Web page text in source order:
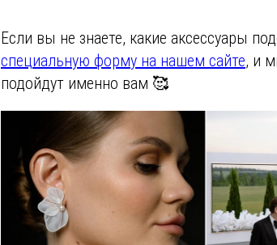
Если вы не знаете, какие аксессуары
специальную форму на нашем сайте, и
подойдут именно вам 🥰